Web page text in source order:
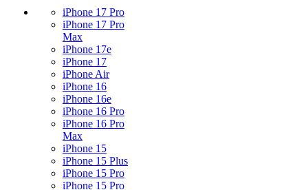
iPhone 17 Pro
iPhone 17 Pro
Max
iPhone 17e
iPhone 17
iPhone Air
iPhone 16
iPhone 16e
iPhone 16 Pro
iPhone 16 Pro
Max
iPhone 15
iPhone 15 Plus
iPhone 15 Pro
iPhone 15 Pro